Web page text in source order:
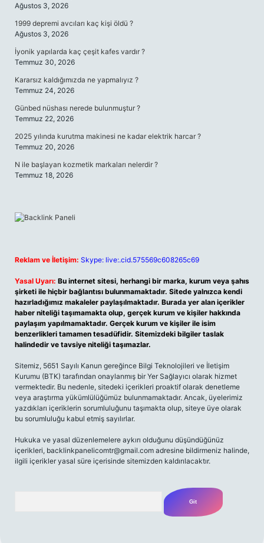
Ağustos 3, 2026
1999 depremi avcıları kaç kişi öldü ?
Ağustos 3, 2026
İyonik yapılarda kaç çeşit kafes vardır ?
Temmuz 30, 2026
Kararsız kaldığımızda ne yapmalıyız ?
Temmuz 24, 2026
Günbed nüshası nerede bulunmuştur ?
Temmuz 22, 2026
2025 yılında kurutma makinesi ne kadar elektrik harcar ?
Temmuz 20, 2026
N ile başlayan kozmetik markaları nelerdir ?
Temmuz 18, 2026
Reklam ve İletişim: Skype: live:.cid.575569c608265c69
Yasal Uyarı: Bu internet sitesi, herhangi bir marka, kurum veya şahıs
şirketi ile hiçbir bağlantısı bulunmamaktadır. Sitede yalnızca kendi
hazırladığımız makaleler paylaşılmaktadır. Burada yer alan içerikler
haber niteliği taşımamakta olup, gerçek kurum ve kişiler hakkında
paylaşım yapılmamaktadır. Gerçek kurum ve kişiler ile isim
benzerlikleri tamamen tesadüfidir. Sitemizdeki bilgiler taslak
halindedir ve tavsiye niteliği taşımazlar.
Sitemiz, 5651 Sayılı Kanun gereğince Bilgi Teknolojileri ve İletişim
Kurumu (BTK) tarafından onaylanmış bir Yer Sağlayıcı olarak hizmet
vermektedir. Bu nedenle, sitedeki içerikleri proaktif olarak denetleme
veya araştırma yükümlülüğümüz bulunmamaktadır. Ancak, üyelerimiz
yazdıkları içeriklerin sorumluluğunu taşımakta olup, siteye üye olarak
bu sorumluluğu kabul etmiş sayılırlar.
Hukuka ve yasal düzenlemelere aykırı olduğunu düşündüğünüz
içerikleri, backlinkpanelicomtr@gmail.com adresine bildirmeniz halinde,
ilgili içerikler yasal süre içerisinde sitemizden kaldırılacaktır.